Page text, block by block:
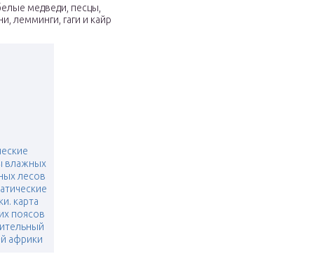
медведи, песцы,
лемминги, гаги и кайр
влажных
лесов
карта
поясов
африки